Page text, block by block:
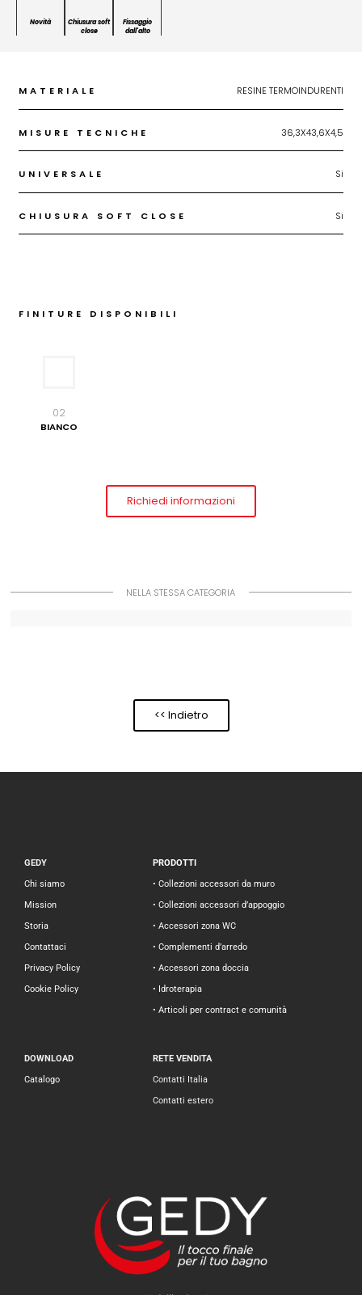
Novità
Chiusura soft
close
Fissaggio
dall'alto
MATERIALE RESINE TERMOINDURENTI
MISURE TECNICHE 36,3X43,6X4,5
UNIVERSALE Si
CHIUSURA SOFT CLOSE Si
FINITURE DISPONIBILI
02
BIANCO
Richiedi informazioni
NELLA STESSA CATEGORIA
<< Indietro
GEDY
Chi siamo
Mission
Storia
Contattaci
Privacy Policy
Cookie Policy
PRODOTTI
• Collezioni accessori da muro
• Collezioni accessori d’appoggio
• Accessori zona WC
• Complementi d’arredo
• Accessori zona doccia
• Idroterapia
• Articoli per contract e comunità
DOWNLOAD
Catalogo
RETE VENDITA
Contatti Italia
Contatti estero